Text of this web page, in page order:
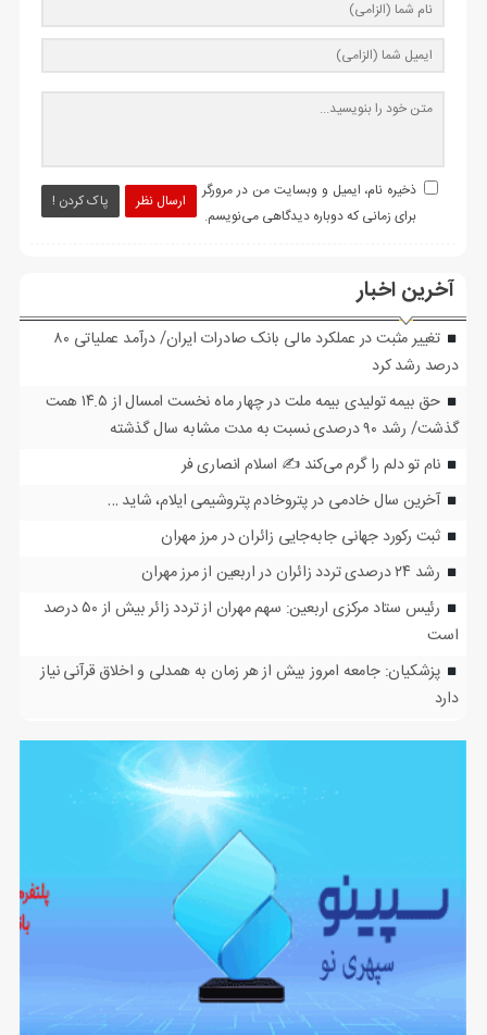
ارسال نظر پاک کردن !
ذخیره نام، ایمیل و وبسایت من در مرورگر
برای زمانی که دوباره دیدگاهی می‌نویسم.
آخرین اخبار
تغییر مثبت در عملکرد مالی بانک صادرات ایران/ درآمد عملیاتی ۸۰
درصد رشد کرد
حق بیمه تولیدی بیمه ملت در چهار ماه نخست امسال از ۱۴.۵ همت
گذشت/ رشد ۹۰ درصدی نسبت به مدت مشابه سال گذشته
نام تو دلم را گرم می‌کند ✍️ اسلام انصاری فر
آخرین سال خادمی در پتروخادم پتروشیمی ایلام، شاید …
ثبت رکورد جهانی جابه‌جایی زائران در مرز مهران
رشد ۲۴ درصدی تردد زائران در اربعین از مرز مهران
رئیس ستاد مرکزی اربعین: سهم مهران از تردد زائر بیش از ۵۰ درصد
است
پزشکیان: جامعه امروز بیش از هر زمان به همدلی و اخلاق قرآنی نیاز
دارد